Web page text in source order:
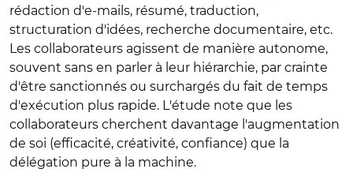
rédaction d'e-mails, résumé, traduction,
structuration d'idées, recherche documentaire, etc.
Les collaborateurs agissent de manière autonome,
souvent sans en parler à leur hiérarchie, par crainte
d'être sanctionnés ou surchargés du fait de temps
d'exécution plus rapide. L'étude note que les
collaborateurs cherchent davantage l'augmentation
de soi (efficacité, créativité, confiance) que la
délégation pure à la machine.